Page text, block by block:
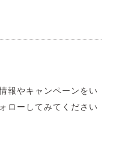
報やキャンペーンをい
ローしてみてください